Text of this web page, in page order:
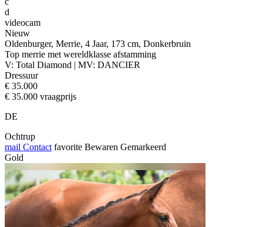
d
videocam
Nieuw
Oldenburger, Merrie, 4 Jaar, 173 cm, Donkerbruin
Top merrie met wereldklasse afstamming
V: Total Diamond | MV: DANCIER
Dressuur
€ 35.000
€ 35.000 vraagprijs
DE
Ochtrup
mail Contact favorite Bewaren Gemarkeerd
Gold